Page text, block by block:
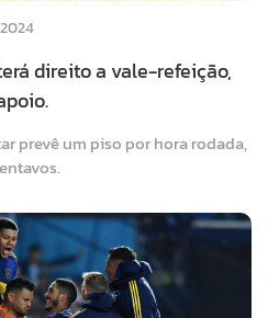
direito a vale-refeição,
prevê um piso por hora rodada,